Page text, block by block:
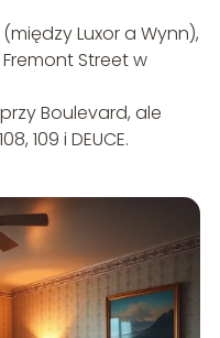
Luxor a Wynn),
Street w
Boulevard, ale
109 i DEUCE.